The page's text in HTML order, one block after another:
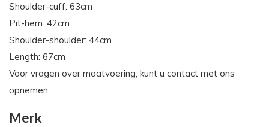
Shoulder-cuff: 63cm
Pit-hem: 42cm
Shoulder-shoulder: 44cm
Length: 67cm
Voor vragen over maatvoering, kunt u contact met ons
opnemen.
Merk